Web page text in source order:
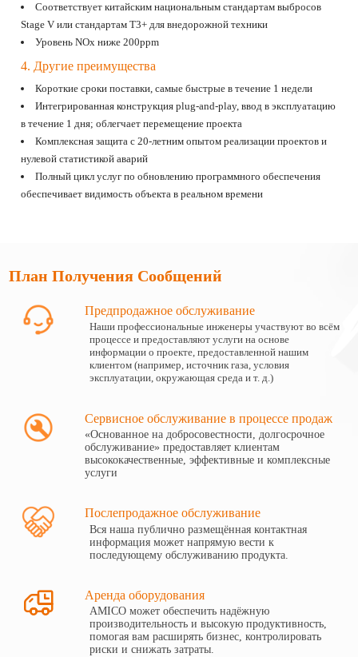
Соответствует китайским национальным стандартам выбросов
Stage V или стандартам T3+ для внедорожной техники
Уровень NOx ниже 200ppm
4. Другие преимущества
Короткие сроки поставки, самые быстрые в течение 1 недели
Интегрированная конструкция plug-and-play, ввод в эксплуатацию
в течение 1 дня; облегчает перемещение проекта
Комплексная защита с 20-летним опытом реализации проектов и
нулевой статистикой аварий
Полный цикл услуг по обновлению программного обеспечения
обеспечивает видимость объекта в реальном времени
План Получения Сообщений
Предпродажное обслуживание
Наши профессиональные инженеры участвуют во всём
процессе и предоставляют услуги на основе
информации о проекте, предоставленной нашим
клиентом (например, источник газа, условия
эксплуатации, окружающая среда и т. д.)
Сервисное обслуживание в процессе продаж
«Основанное на добросовестности, долгосрочное
обслуживание» предоставляет клиентам
высококачественные, эффективные и комплексные
услуги
Послепродажное обслуживание
Вся наша публично размещённая контактная
информация может напрямую вести к
последующему обслуживанию продукта.
 Аренда оборудования
AMICO может обеспечить надёжную
производительность и высокую продуктивность,
помогая вам расширять бизнес, контролировать
риски и снижать затраты.